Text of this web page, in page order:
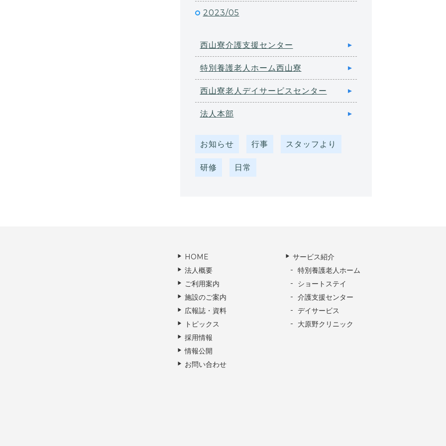
2023/05
西山寮介護支援センター
特別養護老人ホーム西山寮
西山寮老人デイサービスセンター
法人本部
お知らせ 行事 スタッフより
研修 日常
HOME
法人概要
ご利用案内
施設のご案内
広報誌・資料
トピックス
採用情報
情報公開
お問い合わせ
サービス紹介
特別養護老人ホーム
ショートステイ
介護支援センター
デイサービス
大原野クリニック